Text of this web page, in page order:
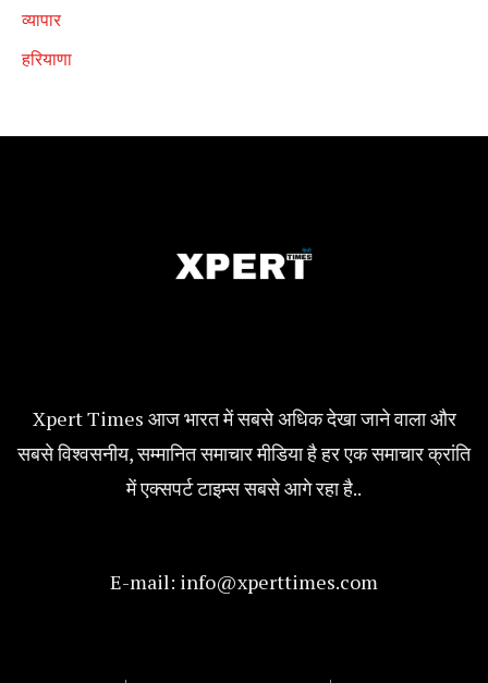
व्यापार
हरियाणा
Xpert Times आज भारत में सबसे अधिक देखा जाने वाला और
सबसे विश्वसनीय, सम्मानित समाचार मीडिया है हर एक समाचार क्रांति
में एक्सपर्ट टाइम्स सबसे आगे रहा है..
E-mail: info@xperttimes.com